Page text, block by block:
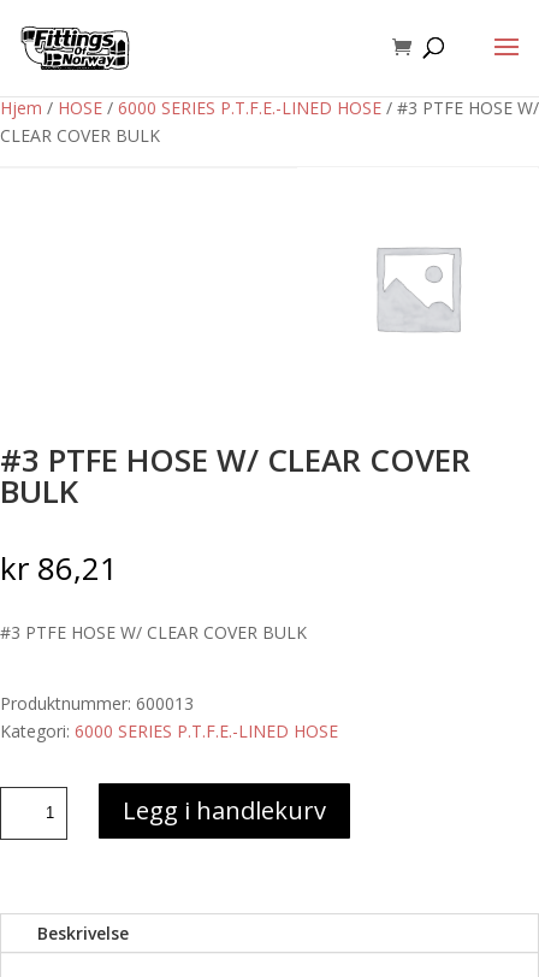
Hjem / HOSE / 6000 SERIES P.T.F.E.-LINED HOSE / #3 PTFE HOSE W/
CLEAR COVER BULK
#3 PTFE HOSE W/ CLEAR COVER
BULK
kr 86,21
#3 PTFE HOSE W/ CLEAR COVER BULK
Produktnummer: 600013
Kategori: 6000 SERIES P.T.F.E.-LINED HOSE
#3
COVER
Legg i handlekurv
Beskrivelse